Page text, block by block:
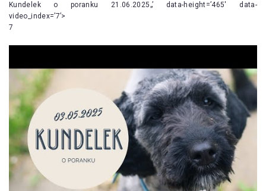
Kundelek o poranku 21.06.2025„’ data-height=’465′ data-
video_index=’7’>
7